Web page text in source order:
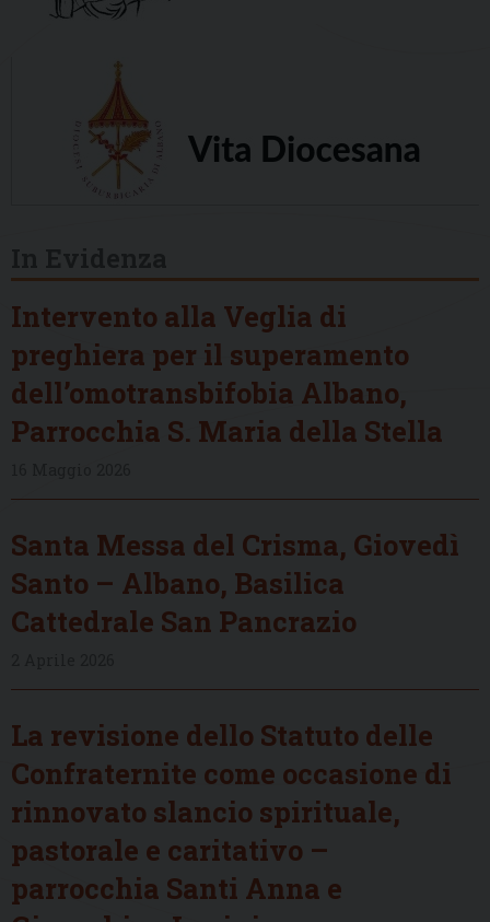
Intervento alla Veglia di
preghiera per il superamento
dell’omotransbifobia Albano,
Parrocchia S. Maria della Stella
Santa Messa del Crisma, Giovedì
Santo – Albano, Basilica
Cattedrale San Pancrazio
La revisione dello Statuto delle
Confraternite come occasione di
rinnovato slancio spirituale,
pastorale e caritativo –
parrocchia Santi Anna e